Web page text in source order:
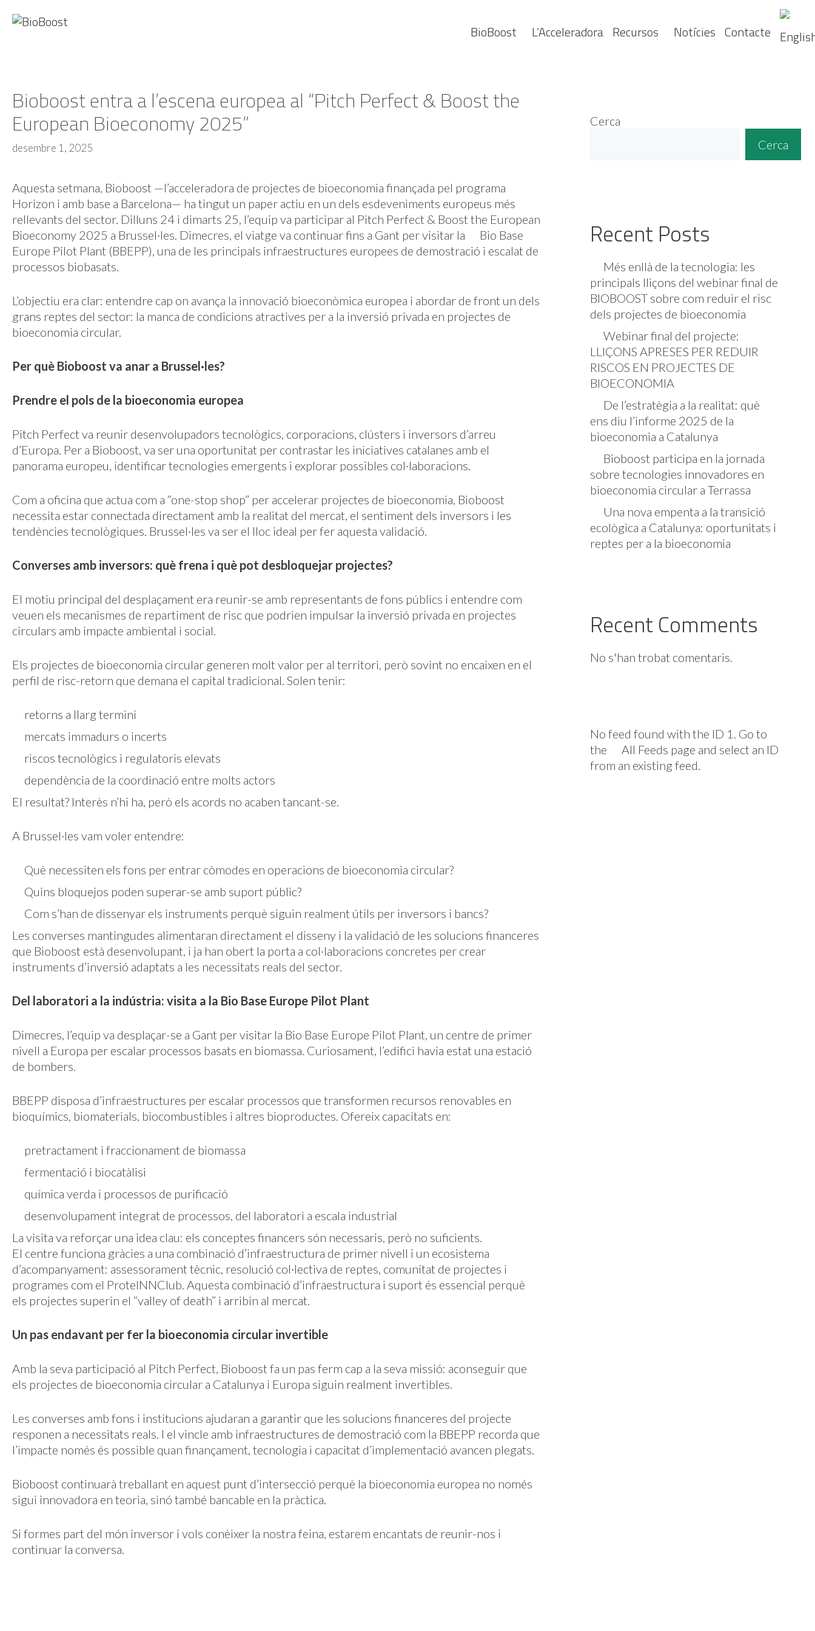
BioBoost L’Acceleradora Recursos Notícies Contacte
Bioboost entra a l’escena europea al “Pitch Perfect & Boost the
European Bioeconomy 2025”
desembre 1, 2025
Aquesta setmana, Bioboost —l’acceleradora de projectes de bioeconomia finançada pel programa
Horizon i amb base a Barcelona— ha tingut un paper actiu en un dels esdeveniments europeus més
rellevants del sector. Dilluns 24 i dimarts 25, l’equip va participar al Pitch Perfect & Boost the European
Bioeconomy 2025 a Brussel·les. Dimecres, el viatge va continuar fins a Gant per visitar la
Bio Base
Europe Pilot Plant (BBEPP), una de les principals infraestructures europees de demostració i escalat de
processos biobasats.
L’objectiu era clar: entendre cap on avança la innovació bioeconòmica europea i abordar de front un dels
grans reptes del sector: la manca de condicions atractives per a la inversió privada en projectes de
bioeconomia circular.
Per què Bioboost va anar a Brussel·les?
Prendre el pols de la bioeconomia europea
Pitch Perfect va reunir desenvolupadors tecnològics, corporacions, clústers i inversors d’arreu
d’Europa. Per a Bioboost, va ser una oportunitat per contrastar les iniciatives catalanes amb el
panorama europeu, identificar tecnologies emergents i explorar possibles col·laboracions.
Com a oficina que actua com a “one-stop shop” per accelerar projectes de bioeconomia, Bioboost
necessita estar connectada directament amb la realitat del mercat, el sentiment dels inversors i les
tendències tecnològiques. Brussel·les va ser el lloc ideal per fer aquesta validació.
Converses amb inversors: què frena i què pot desbloquejar projectes?
El motiu principal del desplaçament era reunir-se amb representants de fons públics i entendre com
veuen els mecanismes de repartiment de risc que podrien impulsar la inversió privada en projectes
circulars amb impacte ambiental i social.
Els projectes de bioeconomia circular generen molt valor per al territori, però sovint no encaixen en el
perfil de risc-retorn que demana el capital tradicional. Solen tenir:
retorns a llarg termini
mercats immadurs o incerts
riscos tecnològics i regulatoris elevats
dependència de la coordinació entre molts actors
El resultat? Interès n’hi ha, però els acords no acaben tancant-se.
A Brussel·les vam voler entendre:
Què necessiten els fons per entrar còmodes en operacions de bioeconomia circular?
Quins bloquejos poden superar-se amb suport públic?
Com s’han de dissenyar els instruments perquè siguin realment útils per inversors i bancs?
Les converses mantingudes alimentaran directament el disseny i la validació de les solucions financeres
que Bioboost està desenvolupant, i ja han obert la porta a col·laboracions concretes per crear
instruments d’inversió adaptats a les necessitats reals del sector.
Del laboratori a la indústria: visita a la Bio Base Europe Pilot Plant
Dimecres, l’equip va desplaçar-se a Gant per visitar la Bio Base Europe Pilot Plant, un centre de primer
nivell a Europa per escalar processos basats en biomassa. Curiosament, l’edifici havia estat una estació
de bombers.
BBEPP disposa d’infraestructures per escalar processos que transformen recursos renovables en
bioquímics, biomaterials, biocombustibles i altres bioproductes. Ofereix capacitats en:
pretractament i fraccionament de biomassa
fermentació i biocatàlisi
química verda i processos de purificació
desenvolupament integrat de processos, del laboratori a escala industrial
La visita va reforçar una idea clau: els conceptes financers són necessaris, però no suficients.
El centre funciona gràcies a una combinació d’infraestructura de primer nivell i un ecosistema
d’acompanyament: assessorament tècnic, resolució col·lectiva de reptes, comunitat de projectes i
programes com el ProteINNClub. Aquesta combinació d’infraestructura i suport és essencial perquè
els projectes superin el “valley of death” i arribin al mercat.
Un pas endavant per fer la bioeconomia circular invertible
Amb la seva participació al Pitch Perfect, Bioboost fa un pas ferm cap a la seva missió: aconseguir que
els projectes de bioeconomia circular a Catalunya i Europa siguin realment invertibles.
Les converses amb fons i institucions ajudaran a garantir que les solucions financeres del projecte
responen a necessitats reals. I el vincle amb infraestructures de demostració com la BBEPP recorda que
l’impacte només és possible quan finançament, tecnologia i capacitat d’implementació avancen plegats.
Bioboost continuarà treballant en aquest punt d’intersecció perquè la bioeconomia europea no només
sigui innovadora en teoria, sinó també bancable en la pràctica.
Si formes part del món inversor i vols conèixer la nostra feina, estarem encantats de reunir-nos i
continuar la conversa.
Cerca
Cerca
Recent Posts
Més enllà de la tecnologia: les
principals lliçons del webinar final de
BIOBOOST sobre com reduir el risc
dels projectes de bioeconomia
Webinar final del projecte:
LLIÇONS APRESES PER REDUIR
RISCOS EN PROJECTES DE
BIOECONOMIA
De l’estratègia a la realitat: què
ens diu l’informe 2025 de la
bioeconomia a Catalunya
Bioboost participa en la jornada
sobre tecnologies innovadores en
bioeconomia circular a Terrassa
Una nova empenta a la transició
ecològica a Catalunya: oportunitats i
reptes per a la bioeconomia
Recent Comments
No s'han trobat comentaris.
No feed found with the ID 1. Go to
the
All Feeds page and select an ID
from an existing feed.